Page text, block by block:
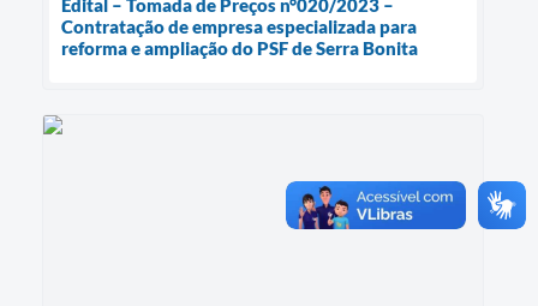
Edital – Tomada de Preços n°020/2023 –
Contratação de empresa especializada para
reforma e ampliação do PSF de Serra Bonita